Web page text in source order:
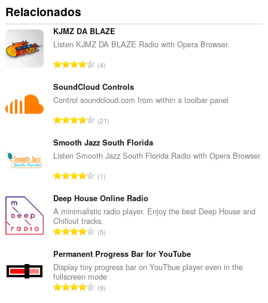
Relacionados
KJMZ DA BLAZE
Listen KJMZ DA BLAZE Radio with Opera Browser.
N
m
e
o
o
t
a
d
e
v
a
o
r
a
c
4
SoundCloud Controls
Control soundcloud.com from within a toolbar panel
N
m
e
o
o
t
a
d
e
v
a
21
Smooth Jazz South Florida
Listen Smooth Jazz South Florida Radio with Opera Browser.
N
m
e
r
o
o
t
a
1
Deep House Online Radio
A minimalistic radio player. Enjoy the best Deep House and
Chillout tracks.
N
m
e
r
o
5
Permanent Progress Bar for YouTube
Display tiny progress bar on YouTbue player even in the
fullscreen mode
N9